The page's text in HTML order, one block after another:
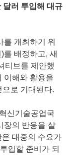
러 투입해 대규
를 개최하기 위
를 배정하고, 새
티브를 제안했
이해와 활용을
로 기대된다.
신기술공업국
장의 반응을 살
대중의 수요가
입할 준비가 되